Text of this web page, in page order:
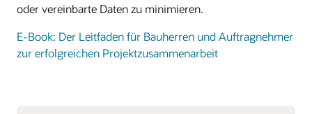
oder vereinbarte Daten zu minimieren.
E-Book: Der Leitfaden für Bauherren und Auftragnehmer
zur erfolgreichen Projektzusammenarbeit